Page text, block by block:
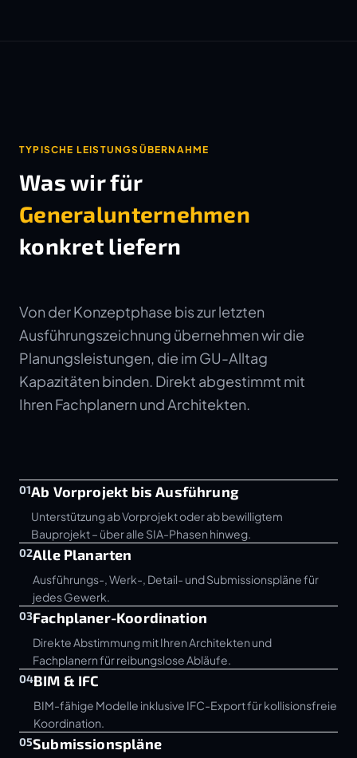
TYPISCHE LEISTUNGSÜBERNAHME
Was wir für
Generalunternehmen
konkret liefern
Von der Konzeptphase bis zur letzten
Ausführungszeichnung übernehmen wir die
Planungsleistungen, die im GU-Alltag
Kapazitäten binden. Direkt abgestimmt mit
Ihren Fachplanern und Architekten.
01Ab Vorprojekt bis Ausführung
Unterstützung ab Vorprojekt oder ab bewilligtem
Bauprojekt – über alle SIA-Phasen hinweg.
02Alle Planarten
Ausführungs-, Werk-, Detail- und Submissionspläne für
jedes Gewerk.
03Fachplaner-Koordination
Direkte Abstimmung mit Ihren Architekten und
Fachplanern für reibungslose Abläufe.
04BIM & IFC
BIM-fähige Modelle inklusive IFC-Export für kollisionsfreie
Koordination.
05Submissionspläne